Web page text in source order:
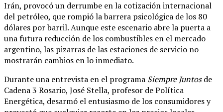
Irán, provocó un derrumbe en la cotización internacional
del petróleo, que rompió la barrera psicológica de los 80
dólares por barril. Aunque este escenario abre la puerta a
una futura reducción de los combustibles en el mercado
argentino, las pizarras de las estaciones de servicio no
mostrarán cambios en lo inmediato.
Durante una entrevista en el programa Siempre Juntosde
Cadena 3 Rosario, José Stella, profesor de Política
Energética, desarmó el entusiasmo de los consumidores y